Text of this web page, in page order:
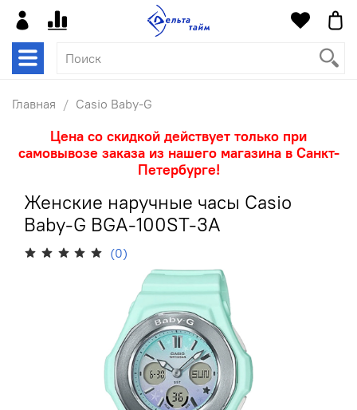
Главная Casio Baby-G
Цена со скидкой действует только при
самовывозе заказа из нашего магазина в Санкт-
Петербурге!
Женские наручные часы Casio
Baby-G BGA-100ST-3A
(0)